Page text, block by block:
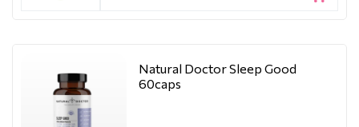
Natural Doctor Sleep Good
60caps